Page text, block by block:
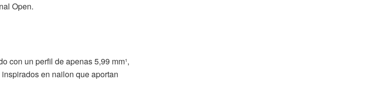
Open.
con un perfil de apenas 5,99 mm¹,
en nailon que aportan